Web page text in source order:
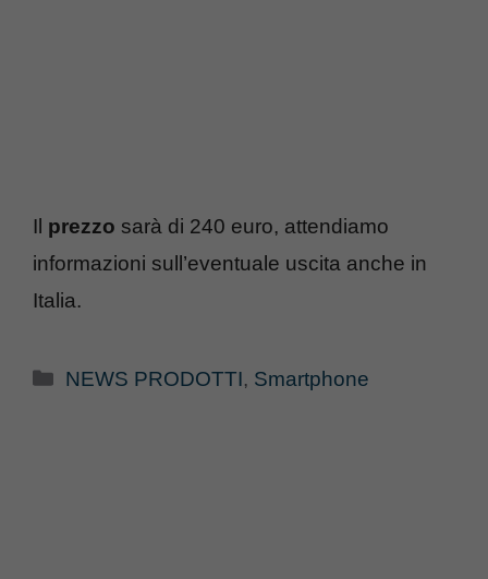
Il prezzo sarà di 240 euro, attendiamo
informazioni sull’eventuale uscita anche in
Italia.
Categorie
NEWS PRODOTTI, Smartphone